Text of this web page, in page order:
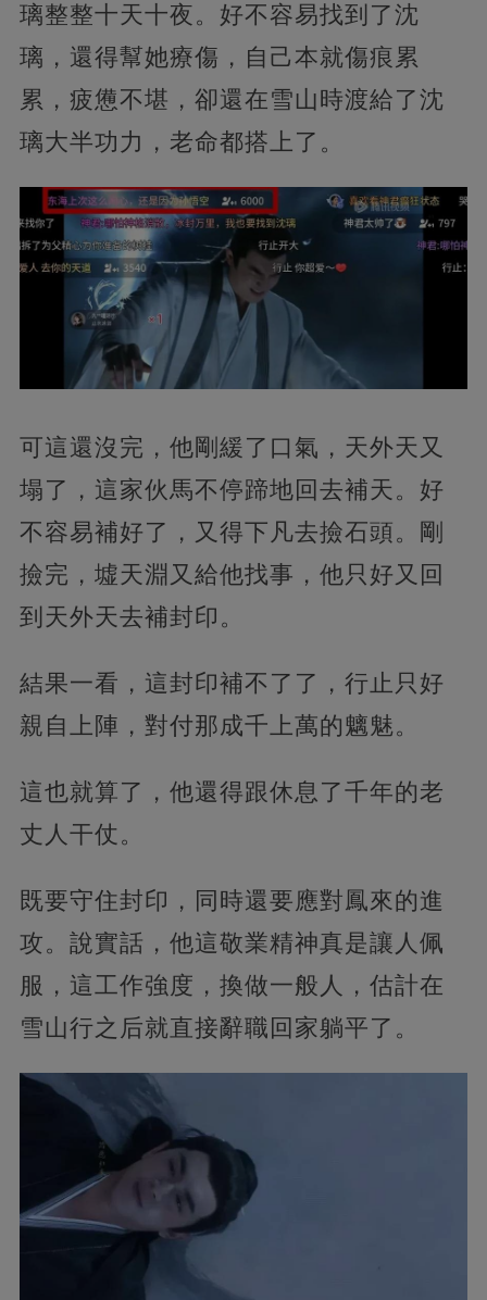
璃整整十天十夜。好不容易找到了沈
璃，還得幫她療傷，自己本就傷痕累
累，疲憊不堪，卻還在雪山時渡給了沈
璃大半功力，老命都搭上了。
可這還沒完，他剛緩了口氣，天外天又
塌了，這家伙馬不停蹄地回去補天。好
不容易補好了，又得下凡去撿石頭。剛
撿完，墟天淵又給他找事，他只好又回
到天外天去補封印。
結果一看，這封印補不了了，行止只好
親自上陣，對付那成千上萬的魑魅。
這也就算了，他還得跟休息了千年的老
丈人干仗。
既要守住封印，同時還要應對鳳來的進
攻。說實話，他這敬業精神真是讓人佩
服，這工作強度，換做一般人，估計在
雪山行之后就直接辭職回家躺平了。